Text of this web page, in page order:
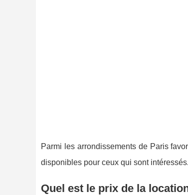
Parmi les arrondissements de Paris
disponibles pour ceux qui sont
Quel est le prix de la